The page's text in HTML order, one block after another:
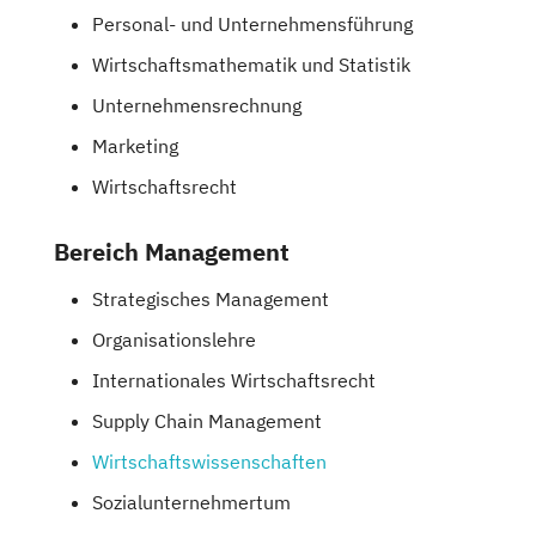
Personal- und Unternehmensführung
Wirtschaftsmathematik und Statistik
Unternehmensrechnung
Marketing
Wirtschaftsrecht
Bereich Management
Strategisches Management
Organisationslehre
Internationales Wirtschaftsrecht
Supply Chain Management
Wirtschaftswissenschaften
Sozialunternehmertum